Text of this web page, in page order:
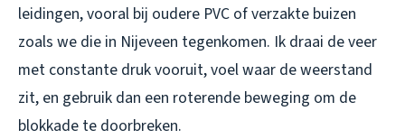
leidingen, vooral bij oudere PVC of verzakte buizen
zoals we die in Nijeveen tegenkomen. Ik draai de veer
met constante druk vooruit, voel waar de weerstand
zit, en gebruik dan een roterende beweging om de
blokkade te doorbreken.